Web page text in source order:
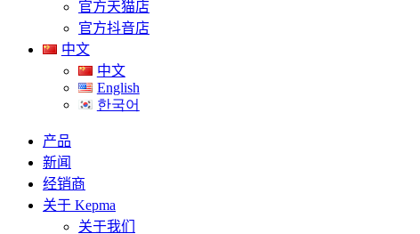
官方天猫店
官方抖音店
中文
中文
English
한국어
产品
新闻
经销商
关于 Kepma
关于我们